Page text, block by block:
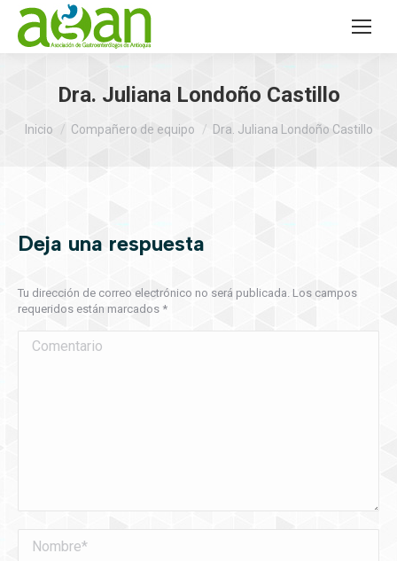
Dra. Juliana Londoño Castillo
Estás aquí:
Inicio Compañero de equipo Dra. Juliana Londoño Castillo
Deja una respuesta
Tu dirección de correo electrónico no será publicada. Los campos
requeridos están marcados *
Comentario
Nombre *